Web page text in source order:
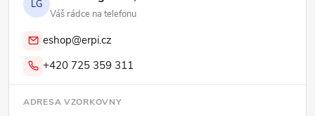
LG
Váš rádce na telefonu
eshop@erpi.cz
+420 725 359 311
ADRESA VZORKOVNY